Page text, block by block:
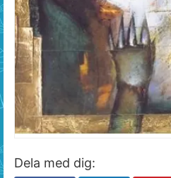
Dela med dig: